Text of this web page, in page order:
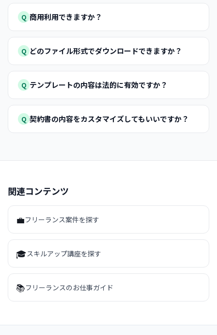
Q 商用利用できますか？
Q どのファイル形式でダウンロードできますか？
Q テンプレートの内容は法的に有効ですか？
Q 契約書の内容をカスタマイズしてもいいですか？
関連コンテンツ
💼フリーランス案件を探す
🎓スキルアップ講座を探す
📚フリーランスのお仕事ガイド